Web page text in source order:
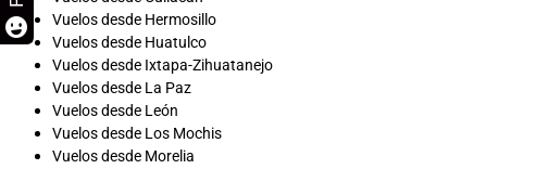
Vuelos desde Hermosillo
Vuelos desde Huatulco
Vuelos desde Ixtapa-Zihuatanejo
Vuelos desde La Paz
Vuelos desde León
Vuelos desde Los Mochis
Vuelos desde Morelia